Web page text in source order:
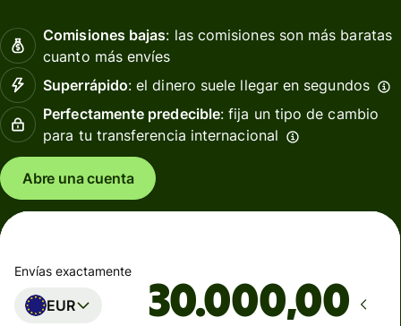
Comisiones bajas: las comisiones son más baratas
cuanto más envíes
Superrápido: el dinero suele llegar en segundos
Perfectamente predecible: fija un tipo de cambio
para tu transferencia internacional
Abre una cuenta
Envías exactamente
EUR ,00